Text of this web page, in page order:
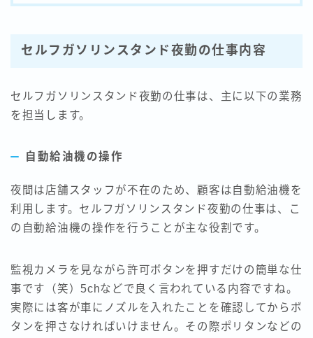
セルフガソリンスタンド夜勤の仕事内容
セルフガソリンスタンド夜勤の仕事は、主に以下の業務
を担当します。
自動給油機の操作
夜間は店舗スタッフが不在のため、顧客は自動給油機を
利用します。セルフガソリンスタンド夜勤の仕事は、こ
の自動給油機の操作を行うことが主な役割です。
監視カメラを見ながら許可ボタンを押すだけの簡単な仕
事です（笑）5chなどで良く言われている内容ですね。
実際には客が車にノズルを入れたことを確認してからボ
タンを押さなければいけません。その際ポリタンなどの